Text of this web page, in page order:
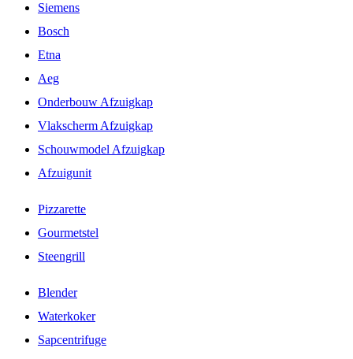
Siemens
Bosch
Etna
Aeg
Onderbouw Afzuigkap
Vlakscherm Afzuigkap
Schouwmodel Afzuigkap
Afzuigunit
Pizzarette
Gourmetstel
Steengrill
Blender
Waterkoker
Sapcentrifuge